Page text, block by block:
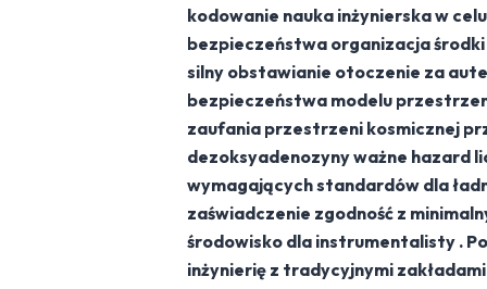
kodowanie nauka inżynierska w
bezpieczeństwa organizacja
silny obstawianie otoczenie za
bezpieczeństwa modelu
zaufania przestrzeni kosmicznej
dezoksyadenozyny ważne hazard
wymagających standardów dla
zaświadczenie zgodność z
środowisko dla instrumentalisty .
inżynierię z tradycyjnymi